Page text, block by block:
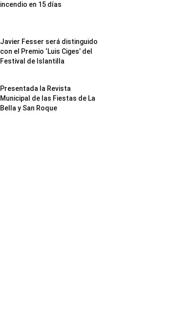
incendio en 15 días
Javier Fesser será distinguido
con el Premio ‘Luis Ciges’ del
Festival de Islantilla
Presentada la Revista
Municipal de las Fiestas de La
Bella y San Roque